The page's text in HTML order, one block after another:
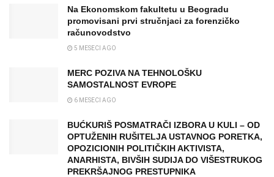
Na Ekonomskom fakultetu u Beogradu
promovisani prvi stručnjaci za forenzičko
računovodstvo
5 MESECI AGO
MERC POZIVA NA TEHNOLOŠKU
SAMOSTALNOST EVROPE
6 MESECI AGO
BUĆKURIŠ POSMATRAČI IZBORA U KULI – OD
OPTUŽENIH RUŠITELJA USTAVNOG PORETKA,
OPOZICIONIH POLITIČKIH AKTIVISTA,
ANARHISTA, BIVŠIH SUDIJA DO VIŠESTRUKOG
PREKRŠAJNOG PRESTUPNIKA